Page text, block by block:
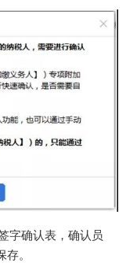
字确认表，确认员
。